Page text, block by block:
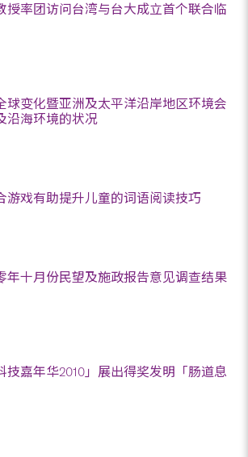
授率团访问台湾与台大成立首个联合临
球变化暨亚洲及太平洋沿岸地区环境会
沿海环境的状况
游戏有助提升儿童的词语阅读技巧
年十月份民望及施政报告意见调查结果
技嘉年华2010」展出得奖发明「肠道息